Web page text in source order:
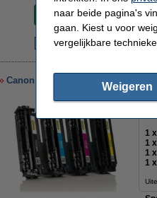
€ 0,020
€
Canon aanbieding: 731H BK,
1
1
1
1
naar beide pagina's
gaan. Kiest u voor
vergelijkbare
Weigeren